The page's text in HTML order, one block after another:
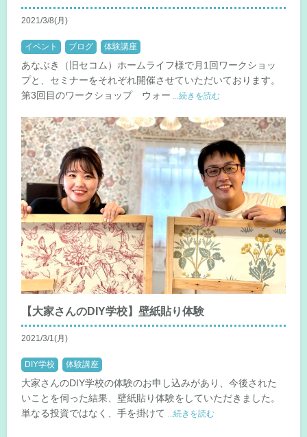
2021/3/8(月)
イベント ブログ 体験講座
あなぶき（旧セコム）ホームライフ様で月1回ワークショッ
プと、セミナーをそれぞれ開催させていただいております。
第3回目のワークショップ ウォー
...続きを読む
【大家さんのDIY学校】壁紙貼り体験
2021/3/1(月)
DIY学校 体験講座
大家さんのDIY学校の体験のお申し込みがあり、今後された
いことを伺った結果、壁紙貼り体験をしていただきました。
単なる投資ではなく、手を掛けて ...続きを読む